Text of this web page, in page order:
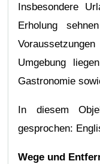
Insbesondere
Erholung
Umgebung
Gastronomie
In diesem
gesprochen:
Wege und